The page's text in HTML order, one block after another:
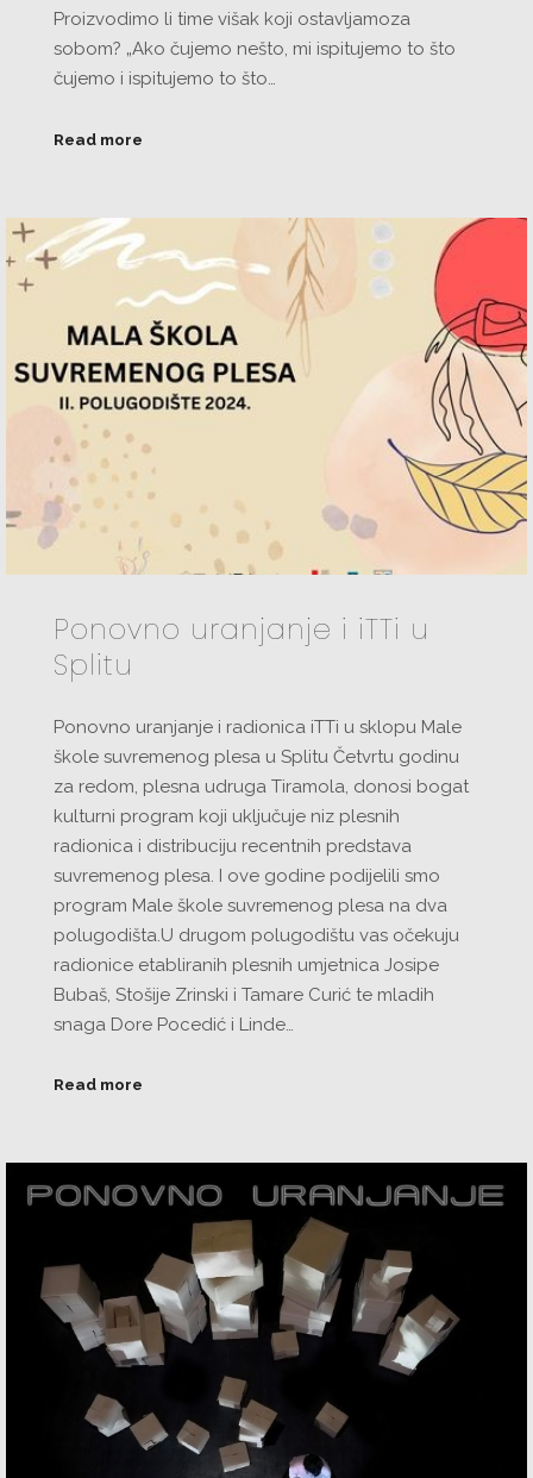
Proizvodimo li time višak koji ostavljamoza
sobom? „Ako čujemo nešto, mi ispitujemo to što
čujemo i ispitujemo to što…
Read more
Ponovno uranjanje i iTTi u
Splitu
Ponovno uranjanje i radionica iTTi u sklopu Male
škole suvremenog plesa u Splitu Četvrtu godinu
za redom, plesna udruga Tiramola, donosi bogat
kulturni program koji uključuje niz plesnih
radionica i distribuciju recentnih predstava
suvremenog plesa. I ove godine podijelili smo
program Male škole suvremenog plesa na dva
polugodišta.U drugom polugodištu vas očekuju
radionice etabliranih plesnih umjetnica Josipe
Bubaš, Stošije Zrinski i Tamare Curić te mladih
snaga Dore Pocedić i Linde…
Read more